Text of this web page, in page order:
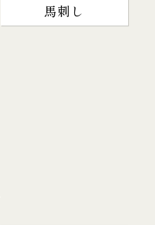
馬刺し